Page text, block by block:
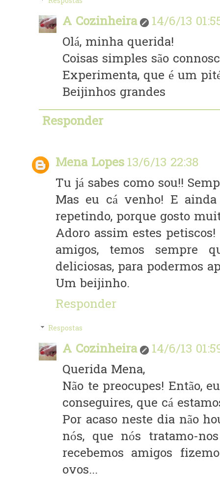
A Cozinheira
14/6/13
Olá, minha querida!
Coisas simples são
Experimenta, que é um
Beijinhos grandes
Responder
Mena Lopes13/6/13 22:38
Tu já sabes como sou!!
Mas eu cá venho! E
repetindo, porque gosto
Adoro assim estes
amigos, temos sempre
deliciosas, para podermos
Um beijinho.
Responder
Respostas
A Cozinheira
14/6/13
Querida Mena,
Não te preocupes! Então,
conseguires, que cá
Por acaso neste dia não
nós, que nós tratamo-
recebemos amigos
ovos...